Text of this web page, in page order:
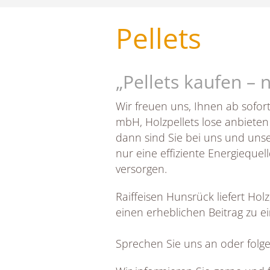
Pellets
„Pellets kaufen –
Wir freuen uns, Ihnen ab
mbH, Holzpellets lose
dann sind Sie bei uns und
nur eine effiziente
versorgen.
Raiffeisen Hunsrück liefert
einen erheblichen Beitrag zu
Sprechen Sie uns an oder